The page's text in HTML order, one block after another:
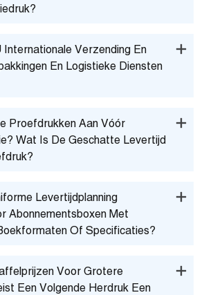
Verzending En
En Logistieke Diensten
Proefdrukken Aan Vóór
Wat Is De Geschatte Levertijd
Levertijdplanning
Abonnementsboxen Met
Of Specificaties?
Voor Grotere
Een Volgende Herdruk Een